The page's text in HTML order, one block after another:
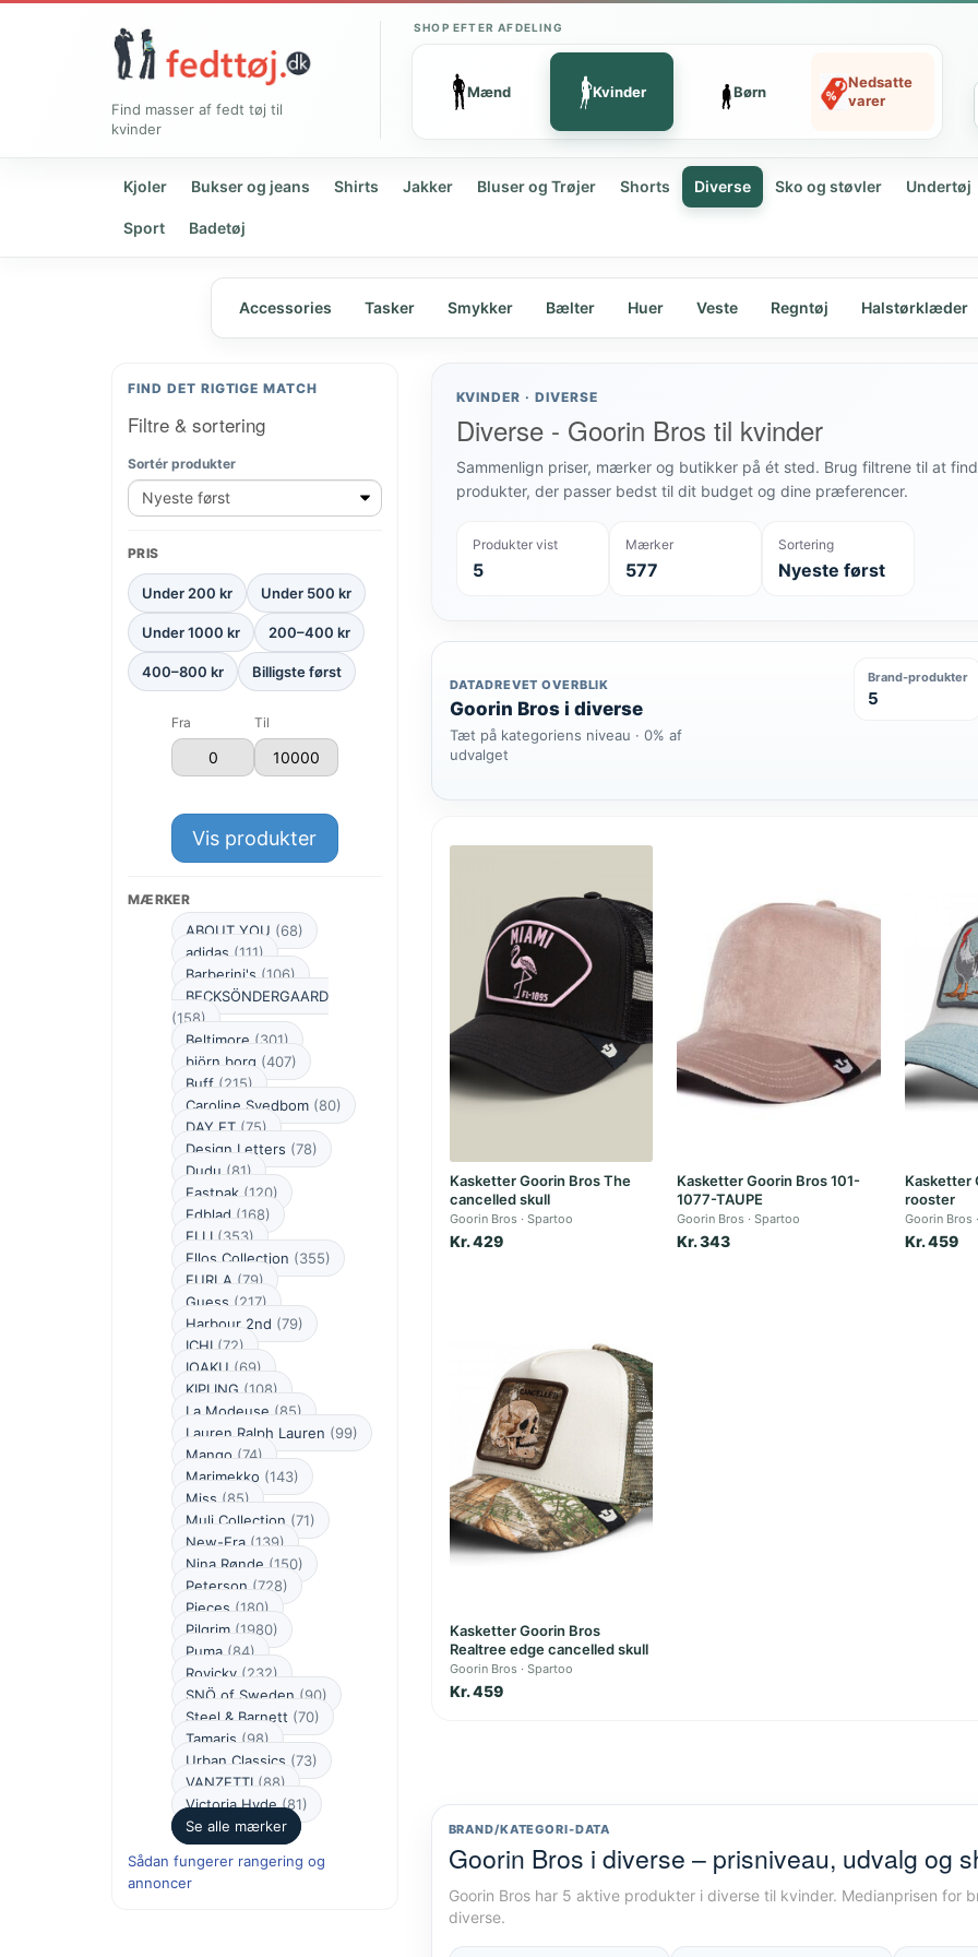
Find masser af fedt tøj til
kvinder
SHOP EFTER AFDELING
Mænd Kvinder Børn
Nedsatte
varer
Kjoler Bukser og jeans Shirts Jakker Bluser og Trøjer Shorts Diverse Sko og støvler Undertøj
Sport Badetøj
Accessories Tasker Smykker Bælter Huer Veste Regntøj Halstørklæder
FIND DET RIGTIGE MATCH
Filtre & sortering
Sortér produkter
PRIS
Under 200 kr Under 500 kr
Under 1000 kr 200–400 kr
400–800 kr Billigste først
Fra Til
Vis produkter
MÆRKER
ABOUT YOU (68)
adidas (111)
Barberini's (106)
BECKSÖNDERGAARD
(158)
Beltimore (301)
björn borg (407)
Buff (215)
Caroline Svedbom (80)
DAY ET (75)
Design Letters (78)
Dudu (81)
Eastpak (120)
Edblad (168)
ELLI (353)
Ellos Collection (355)
FURLA (79)
Guess (217)
Harbour 2nd (79)
ICHI (72)
IOAKU (69)
KIPLING (108)
La Modeuse (85)
Lauren Ralph Lauren (99)
Mango (74)
Marimekko (143)
Miss (85)
Muli Collection (71)
New-Era (139)
Nina Rønde (150)
Peterson (728)
Pieces (180)
Pilgrim (1980)
Puma (84)
Rovicky (232)
SNÖ of Sweden (90)
Steel & Barnett (70)
Tamaris (98)
Urban Classics (73)
VANZETTI (88)
Victoria Hyde(81)
Se alle mærker
Sådan fungerer rangering og
annoncer
KVINDER · DIVERSE
Diverse - Goorin Bros til kvinder
Sammenlign priser, mærker og butikker på ét sted. Brug filtrene til at
produkter, der passer bedst til dit budget og dine præferencer.
Produkter vist
5
Mærker
577
Sortering
Nyeste først
DATADREVET OVERBLIK
Goorin Bros i diverse
Tæt på kategoriens niveau · 0% af
udvalget
Brand-produkter
5
Kasketter Goorin Bros The
cancelled skull
Goorin Bros Spartoo
Kr. 429
Kasketter Goorin Bros 101-
1077-TAUPE
Goorin Bros Spartoo
Kr. 343
Kasketter
rooster
Goorin Bros
Kr. 459
Kasketter Goorin Bros
Realtree edge cancelled skull
Goorin Bros Spartoo
Kr. 459
BRAND/KATEGORI-DATA
Goorin Bros i diverse – prisniveau, udvalg og
Goorin Bros har 5 aktive produkter i diverse til kvinder. Medianprisen
diverse.